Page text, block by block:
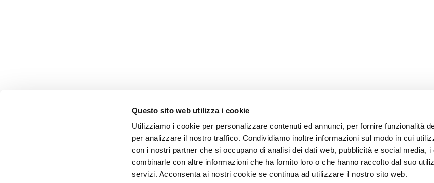
Questo sito web utilizza i cookie
Utilizziamo i cookie per personalizzare contenuti ed annunci, per fornire funzionalità
per analizzare il nostro traffico. Condividiamo inoltre informazioni sul modo in cui
con i nostri partner che si occupano di analisi dei dati web, pubblicità e social media, i
combinarle con altre informazioni che ha fornito loro o che hanno raccolto dal suo
servizi. Acconsenta ai nostri cookie se continua ad utilizzare il nostro sito web.